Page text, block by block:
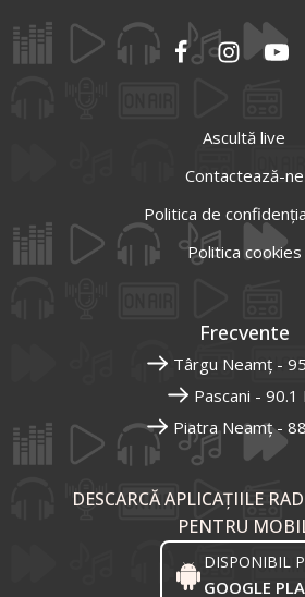
Ascultă live
Contactează-ne
Politica de
Politica cookies
Frecvente
Târgu Neamț -
Pascani - 90.1
Piatra Neamț -
DESCARCĂ APLICAȚIILE
PENTRU
DISPONIBIL
GOOGLE